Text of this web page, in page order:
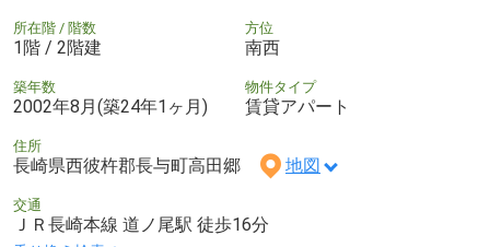
所在階 / 階数
1階 / 2階建
方位
南西
築年数
2002年8月(築24年1ヶ月)
物件タイプ
賃貸アパート
住所
長崎県西彼杵郡長与町高田郷 地図
交通
ＪＲ長崎本線 道ノ尾駅 徒歩16分